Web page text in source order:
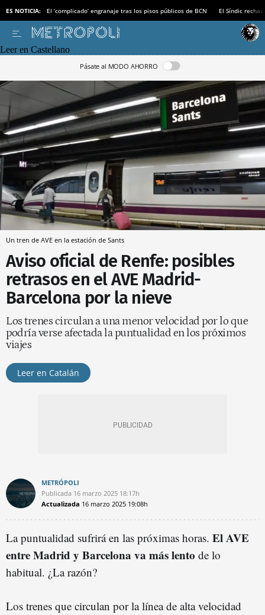
ES NOTICIA: El ‘complicado’ engranaje tras los pisos públicos de BCN El Síndic
Leer en Castellano
Pásate al MODO AHORRO
Un tren de AVE en la estación de Sants
Aviso oficial de Renfe: posibles
retrasos en el AVE Madrid-
Barcelona por la nieve
Los trenes circulan a una menor velocidad por lo que
podría verse afectada la puntualidad en los próximos
viajes
Leer en Catalán
METRÓPOLI
Publicada 16 marzo 2025 18:17h
Actualizada 16 marzo 2025 19:08h
La puntualidad sufrirá en las próximas horas. El AVE
entre Madrid y Barcelona va más lento de lo
habitual. ¿La razón?
Los trenes que circulan por la línea de alta velocidad